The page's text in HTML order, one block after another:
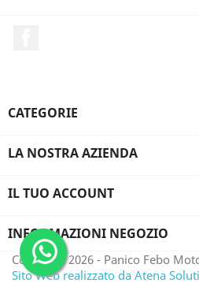
CATEGORIE
LA NOSTRA AZIENDA
IL TUO ACCOUNT
INFORMAZIONI NEGOZIO
Copyright 2026 - Panico Febo
Sito Web realizzato da Atena